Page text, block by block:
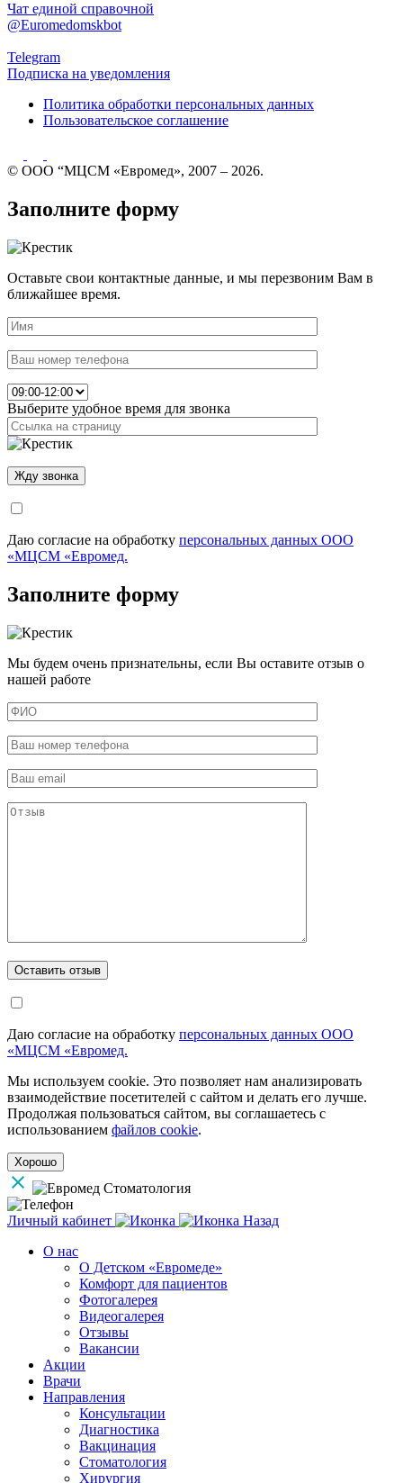
Чат единой справочной
@Euromedomskbot
Telegram
Подписка на уведомления
Политика обработки персональных данных
Пользовательское соглашение
© ООО “МЦСМ «Евромед», 2007 – 2026.
Заполните форму
Оставьте свои контактные данные, и мы перезвоним Вам в
ближайшее время.
Выберите удобное время для звонка
Даю согласие на обработку персональных данных ООО
«МЦСМ «Евромед.
Заполните форму
Мы будем очень признательны, если Вы оставите отзыв о
нашей работе
Даю согласие на обработку персональных данных ООО
«МЦСМ «Евромед.
Мы используем cookie. Это позволяет нам анализировать
взаимодействие посетителей с сайтом и делать его лучше.
Продолжая пользоваться сайтом, вы соглашаетесь с
использованием файлов cookie.
Хорошо
Личный кабинет
Назад
О нас
О Детском «Евромеде»
Комфорт для пациентов
Фотогалерея
Видеогалерея
Отзывы
Вакансии
Акции
Врачи
Направления
Консультации
Диагностика
Вакцинация
Стоматология
Хирургия